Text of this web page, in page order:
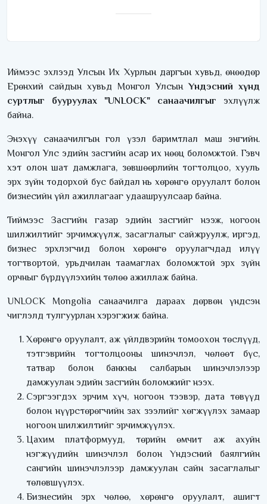
Иймээс эхлээд Улсын Их Хурлын даргын хувьд, өнөөдөр
Ерөнхий сайдын хувьд Монгол УлсынҮндэсний хүнд
суртлыг бууруулах "UNLOCK" санаачилгыг эхлүүлж
байна.
Энэхүү санаачилгын гол үзэл баримтлал маш энгийн.
Монгол Улс эдийн засгийн асар их нөөц боломжтой. Гэвч
хэт олон шат дамжлага, зөвшөөрлийн тогтолцоо, хууль
эрх зүйн тодорхой бус байдал нь хөрөнгө оруулалт болон
бизнесийн үйл ажиллагааг удаашруулсаар байна.
Тиймээс Засгийн газар эдийн засгийг нээж, ногоон
шилжилтийг эрчимжүүлж, засаглалыг сайжруулж, иргэд,
бизнес эрхлэгчид болон хөрөнгө оруулагчдад илүү
тогтвортой, урьдчилан таамаглах боломжтой эрх зүйн
орчныг бүрдүүлэхийн төлөө ажиллаж байна.
UNLOCK Mongolia санаачилга дараах дөрвөн үндсэн
чиглэлд тулгуурлан хэрэгжиж байна.
Хөрөнгө оруулалт, аж үйлдвэрийн томоохон төслүүд,
тэтгэврийн тогтолцооны шинэчлэл, чөлөөт бүс,
татвар болон банкны салбарын шинэчлэлээр
дамжуулан эдийн засгийн боломжийг нээх.
Сэргээгдэх эрчим хүч, ногоон тээвэр, дата төвүүд
болон нүүрстөрөгчийн зах зээлийг хөгжүүлэх замаар
ногоон шилжилтийг эрчимжүүлэх.
Цахим платформууд, төрийн өмчит аж ахуйн
нэгжүүдийн шинэчлэл болон Үндэсний баялгийн
сангийн шинэчлэлээр дамжуулан сайн засаглалыг
төлөвшүүлэх.
Бизнесийн эрх чөлөө, хөрөнгө оруулалт, ашигт